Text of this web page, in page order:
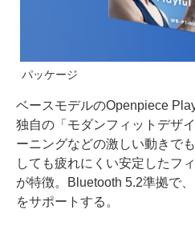
パッケージ
ベースモデルのOpenpiece
独自の「モダンフィットデザ
ーニングなどの激しい動きで
しても疲れにくい安定したフ
が特徴。Bluetooth 5.2準拠で
をサポートする。